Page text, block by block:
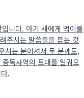
니다. 아기 새에게 먹이를
주시는 말씀들을 듣는 것
시는 분이셔서 두 분께도,
독사역의 토대를 일궈오
.